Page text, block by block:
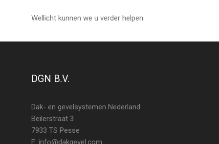
Wellicht kunnen we u verder helpen.
DGN B.V.
Dak- en gevelsystemen Nederland
Beilerstraat 3
7933 TS Pesse
E: info@dakgevel.com